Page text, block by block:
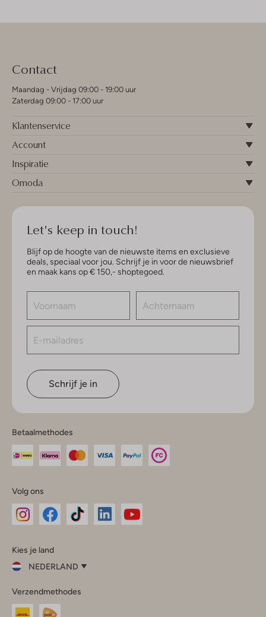
Contact
Maandag - Vrijdag 09:00 - 19:00 uur
Zaterdag 09:00 - 17:00 uur
Klantenservice
Account
Inspiratie
Omoda
Let's keep in touch!
Blijf op de hoogte van de nieuwste items en exclusieve
deals, speciaal voor jou. Schrijf je in voor de nieuwsbrief
en maak kans op € 150,- shoptegoed.
Schrijf je in
Betaalmethodes
Volg ons
InstagramFacebook
Kies je land
NEDERLAND
je
land
Verzendmethodes